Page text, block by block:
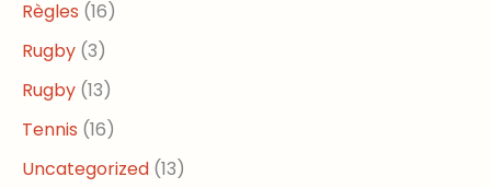
Règles (16)
Rugby (3)
Rugby (13)
Tennis (16)
Uncategorized (13)